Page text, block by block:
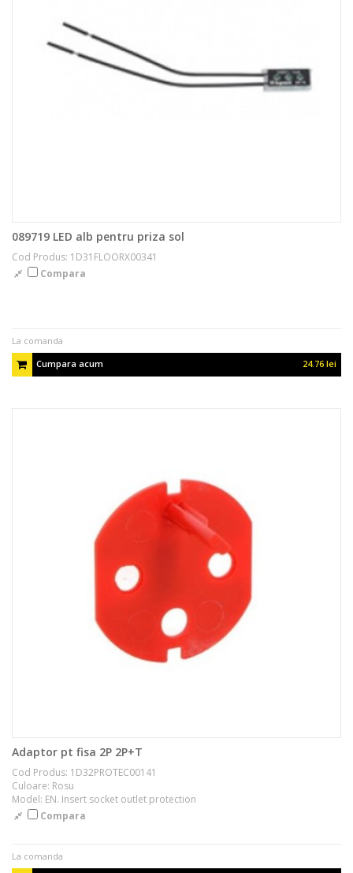
089719 LED alb pentru priza sol
Cod Produs: 1D31FLOORX00341
Compara
La comanda
Cumpara acum
24.76 lei
Adaptor pt fisa 2P 2P+T
Cod Produs: 1D32PROTEC00141
Culoare: Rosu
Model: EN. Insert socket outlet protection
Compara
La comanda